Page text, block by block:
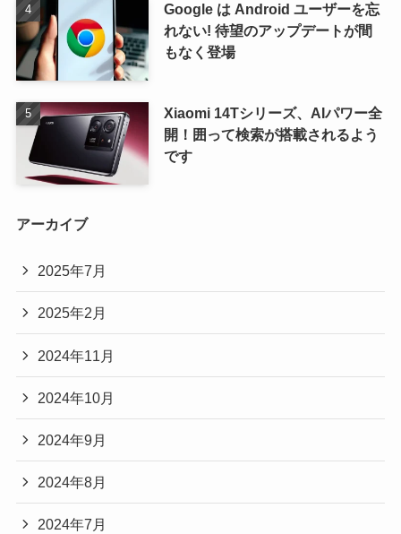
Google は Android ユーザーを忘
れない! 待望のアップデートが間
もなく登場
Xiaomi 14Tシリーズ、AIパワー全
開！囲って検索が搭載されるよう
です
アーカイブ
2025年7月
2025年2月
2024年11月
2024年10月
2024年9月
2024年8月
2024年7月